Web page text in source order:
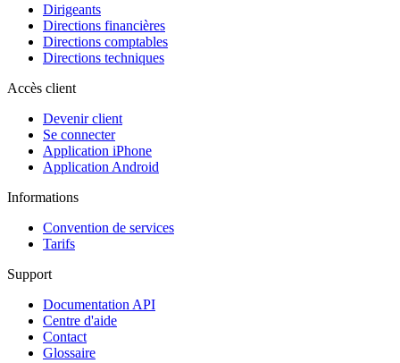
Dirigeants
Directions financières
Directions comptables
Directions techniques
Accès client
Devenir client
Se connecter
Application iPhone
Application Android
Informations
Convention de services
Tarifs
Support
Documentation API
Centre d'aide
Contact
Glossaire